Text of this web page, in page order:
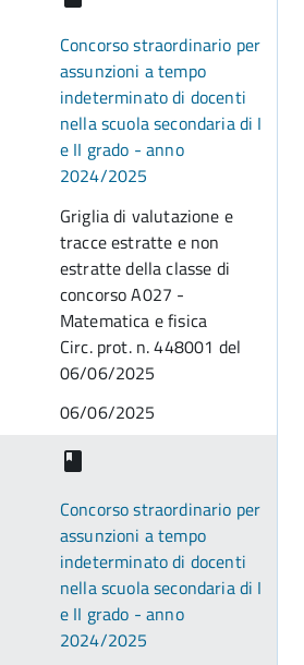
Concorso straordinario per
assunzioni a tempo
indeterminato di docenti
nella scuola secondaria di I
e II grado - anno
2024/2025
Griglia di valutazione e
tracce estratte e non
estratte della classe di
concorso A027 -
Matematica e fisica
Circ. prot. n. 448001 del
06/06/2025
06/06/2025
Concorso straordinario per
assunzioni a tempo
indeterminato di docenti
nella scuola secondaria di I
e II grado - anno
2024/2025